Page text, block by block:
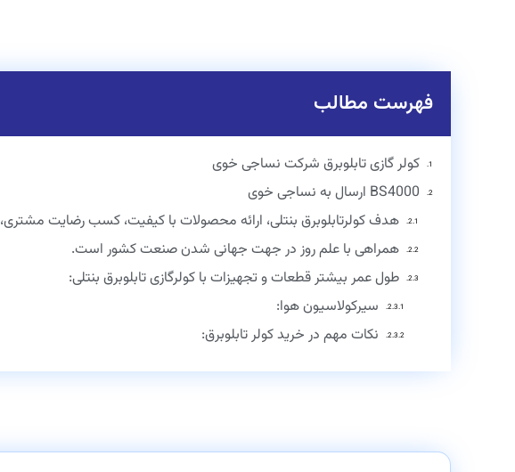
فهرست مطالب
کولر گازی تابلوبرق شرکت نساجی خوی
BS4000 ارسال به نساجی خوی
هدف کولرتابلوبرق بنتلی، ارائه محصولات با کیفیت، کسب رضایت مشتری،
همراهی با علم روز در جهت جهانی شدن صنعت کشور است.
طول عمر بیشتر قطعات و تجهیزات با کولرگازی تابلوبرق بنتلی:
سیرکولاسیون هوا:
نکات مهم در خرید کولر تابلوبرق: